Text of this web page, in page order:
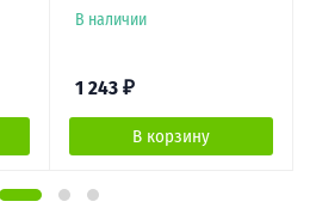
В наличии
1 243 ₽
В корзину